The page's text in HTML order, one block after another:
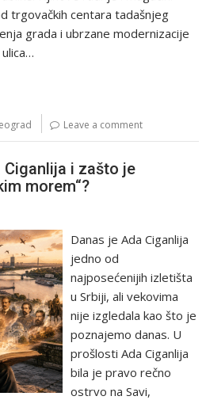
trgovačkih centara tadašnjeg
grada i ubrzane modernizacije
Leave a comment
i zašto je
morem“?
Danas je Ada Ciganlija
jedno od
najposećenijih izletišta
u Srbiji, ali vekovima
nije izgledala kao što je
poznajemo danas. U
prošlosti Ada Ciganlija
bila je pravo rečno
ostrvo na Savi,